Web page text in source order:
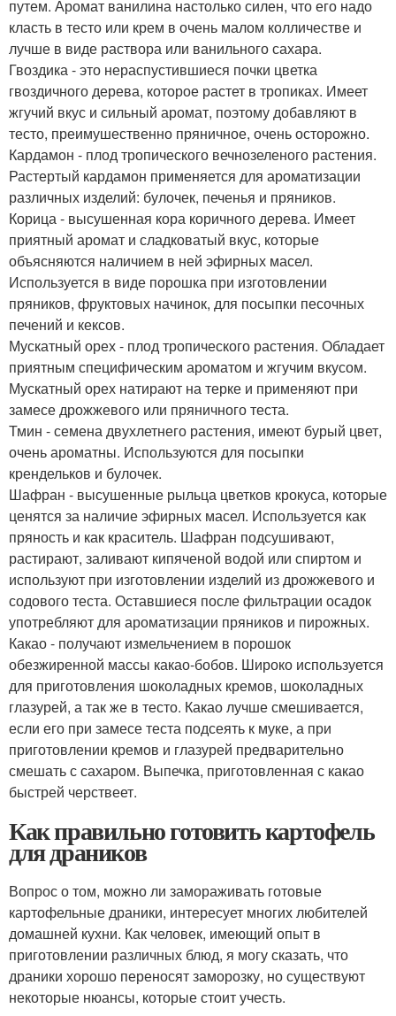
путем. Аромат ванилина настолько силен, что его надо
класть в тесто или крем в очень малом колличестве и
лучше в виде раствора или ванильного сахара.
Гвоздика - это нераспустившиеся почки цветка
гвоздичного дерева, которое растет в тропиках. Имеет
жгучий вкус и сильный аромат, поэтому добавляют в
тесто, преимушественно пряничное, очень осторожно.
Кардамон - плод тропического вечнозеленого растения.
Растертый кардамон применяется для ароматизации
различных изделий: булочек, печенья и пряников.
Корица - высушенная кора коричного дерева. Имеет
приятный аромат и сладковатый вкус, которые
объясняются наличием в ней эфирных масел.
Используется в виде порошка при изготовлении
пряников, фруктовых начинок, для посыпки песочных
печений и кексов.
Мускатный орех - плод тропического растения. Обладает
приятным специфическим ароматом и жгучим вкусом.
Мускатный орех натирают на терке и применяют при
замесе дрожжевого или пряничного теста.
Тмин - семена двухлетнего растения, имеют бурый цвет,
очень ароматны. Используются для посыпки
крендельков и булочек.
Шафран - высушенные рыльца цветков крокуса, которые
ценятся за наличие эфирных масел. Используется как
пряность и как краситель. Шафран подсушивают,
растирают, заливают кипяченой водой или спиртом и
используют при изготовлении изделий из дрожжевого и
содового теста. Оставшиеся после фильтрации осадок
употребляют для ароматизации пряников и пирожных.
Какао - получают измельчением в порошок
обезжиренной массы какао-бобов. Широко используется
для приготовления шоколадных кремов, шоколадных
глазурей, а так же в тесто. Какао лучше смешивается,
если его при замесе теста подсеять к муке, а при
приготовлении кремов и глазурей предварительно
смешать с сахаром. Выпечка, приготовленная с какао
быстрей черствеет.
Как правильно готовить картофель
для драников
Вопрос о том, можно ли замораживать готовые
картофельные драники, интересует многих любителей
домашней кухни. Как человек, имеющий опыт в
приготовлении различных блюд, я могу сказать, что
драники хорошо переносят заморозку, но существуют
некоторые нюансы, которые стоит учесть.